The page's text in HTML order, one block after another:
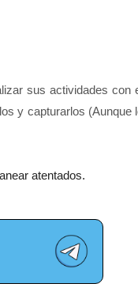
sus actividades con
y capturarlos (Aunque
atentados.